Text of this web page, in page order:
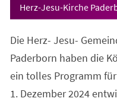
Herz-Jesu-Kirche
Die Herz- Jesu-
Paderborn haben die
ein tolles Programm
1. Dezember 2024